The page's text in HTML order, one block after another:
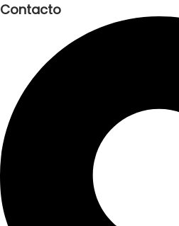
Contacto